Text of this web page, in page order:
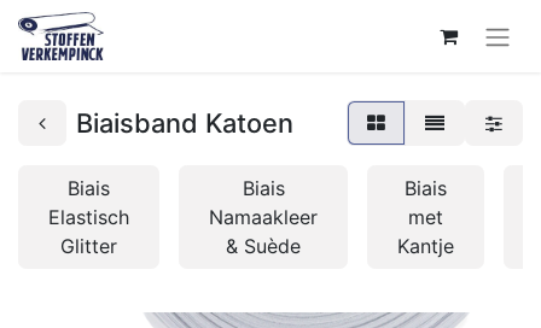
Biaisband Katoen
Biais
Elastisch
Glitter
Biais
Namaakleer
& Suède
Biais
met
Kantje